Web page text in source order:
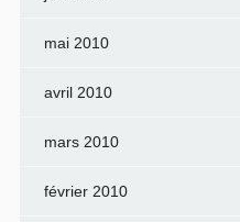
mai 2010
avril 2010
mars 2010
février 2010